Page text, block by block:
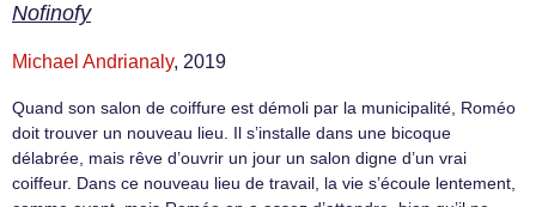
Nofinofy
Michael Andrianaly, 2019
Quand son salon de coiffure est démoli par la municipalité, Roméo
doit trouver un nouveau lieu. Il s’installe dans une bicoque
délabrée, mais rêve d’ouvrir un jour un salon digne d’un vrai
coiffeur. Dans ce nouveau lieu de travail, la vie s’écoule lentement,